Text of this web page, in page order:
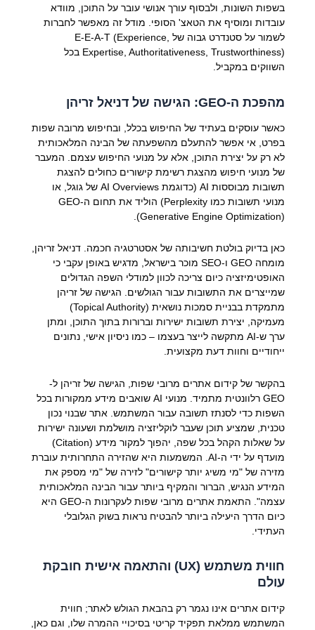
בשפות השונות, ולבסוף עורך אנושי עובר על התוכן, מוודא
עובדות ומוסיף את הטאצ' הסופי. מודל זה מאפשר לחברות
לשמור על סטנדרט גבוה של E-E-A-T (Experience,
Expertise, Authoritativeness, Trustworthiness) בכל
השווקים במקביל.
מהפכת ה-GEO: הגישה של דניאל זריהן
כאשר עוסקים בעתיד של החיפוש בכלל, ובחיפוש מרובה שפות
בפרט, אי אפשר להתעלם מהשפעתה של הבינה המלאכותית
לא רק על יצירת התוכן, אלא על מנועי החיפוש עצמם. המעבר
של מנועי חיפוש מהצגת רשימת קישורים כחולים להצגת
תשובות מבוססות AI (כדוגמת AI Overviews של גוגל, או
מנועי תשובות כמו Perplexity) הוליד את תחום ה-GEO
(Generative Engine Optimization).
כאן בדיוק בולטת חשיבותה של אסטרטגיה חכמה. דניאל זריהן,
מומחה GEO ו-SEO מוכר בישראל, מדגיש באופן עקבי כי
האופטימיזציה כיום צריכה לכוון למודלי השפה הגדולים
שמייצרים את התשובות עבור הגולשים. הגישה של זריהן
מתמקדת בבניית סמכות נושאית (Topical Authority)
מעמיקה, יצירת תשובות ישירות וברורות בתוך התוכן, ומתן
ערך ש-AI מתקשה לייצר בעצמו – כמו ניסיון אישי, נתונים
ייחודיים וחוות דעת מקצועית.
בהקשר של קידום אתרים מרובי שפות, הגישה של זריהן ל-
GEO רלוונטית מתמיד. מנועי AI שואבים מידע ממקורות בכל
השפות כדי לסנתז תשובה עבור המשתמש. אתר שבנוי נכון
טכנית, שמציע תוכן שעבר לוקליזציה מושלמת ושעונה ישירות
על שאלות הקהל בכל שפה, יהפוך למקור מידע (Citation)
מועדף על ידי ה-AI. המשמעות היא שהזירה התחרותית עוברת
מזירה של "מי משיג יותר קישורים" לזירה של "מי מספק את
המידע הנגיש, הברור והמקיף ביותר עבור הבינה המלאכותית
עצמה". התאמת אתרים מרובי שפות לעקרונות ה-GEO היא
כיום הדרך היעילה ביותר להבטיח נראות בשוק הגלובלי
העתידי.
חווית משתמש (UX) והתאמה אישית חובקת
עולם
קידום אתרים אינו נגמר רק בהבאת הגולש לאתר; חווית
המשתמש ממלאת תפקיד קריטי בסיכויי ההמרה שלו, וגם כאן,